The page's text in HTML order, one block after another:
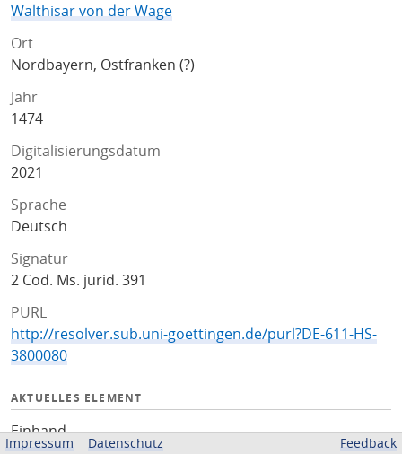
Walthisar von der Wage
Ort
Nordbayern, Ostfranken (?)
Jahr
1474
Digitalisierungsdatum
2021
Sprache
Deutsch
Signatur
2 Cod. Ms. jurid. 391
PURL
http://resolver.sub.uni-goettingen.de/purl?DE-611-HS-
3800080
AKTUELLES ELEMENT
Einband
Impressum Datenschutz Feedback